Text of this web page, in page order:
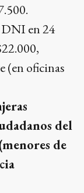
en 24
(en oficinas
del
de